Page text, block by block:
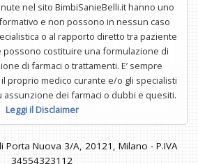
nel sito BimbiSanieBelli.it hanno uno
e non possono in nessun caso
o al rapporto diretto tra paziente
possono costituire una formulazione di
di farmaci o trattamenti. E’ sempre
proprio medico curante e/o gli specialisti
assunzione dei farmaci o dubbi e quesiti.
Leggi il Disclaimer
Porta Nuova 3/A, 20121, Milano - P.IVA
34554323112